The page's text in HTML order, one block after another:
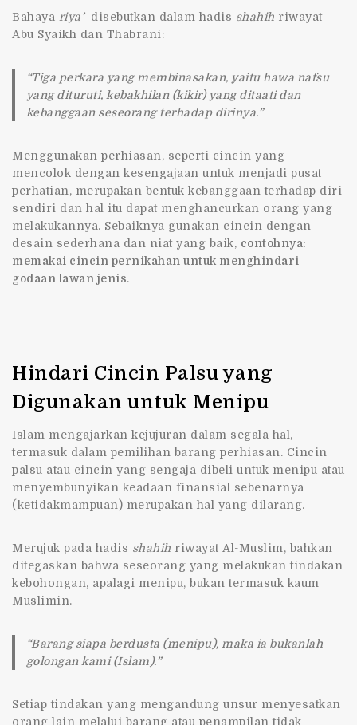
Bahaya riya’ disebutkan dalam hadis shahih riwayat
Abu Syaikh dan Thabrani:
“Tiga perkara yang membinasakan, yaitu hawa nafsu
yang dituruti, kebakhilan (kikir) yang ditaati dan
kebanggaan seseorang terhadap dirinya.”
Menggunakan perhiasan, seperti cincin yang
mencolok dengan kesengajaan untuk menjadi pusat
perhatian, merupakan bentuk kebanggaan terhadap diri
sendiri dan hal itu dapat menghancurkan orang yang
melakukannya. Sebaiknya gunakan cincin dengan
desain sederhana dan niat yang baik, contohnya:
memakai cincin pernikahan untuk menghindari
godaan lawan jenis.
Hindari Cincin Palsu yang
Digunakan untuk Menipu
Islam mengajarkan kejujuran dalam segala hal,
termasuk dalam pemilihan barang perhiasan. Cincin
palsu atau cincin yang sengaja dibeli untuk menipu atau
menyembunyikan keadaan finansial sebenarnya
(ketidakmampuan) merupakan hal yang dilarang.
Merujuk pada hadis shahih riwayat Al-Muslim, bahkan
ditegaskan bahwa seseorang yang melakukan tindakan
kebohongan, apalagi menipu, bukan termasuk kaum
Muslimin.
“Barang siapa berdusta (menipu), maka ia bukanlah
golongan kami (Islam).”
Setiap tindakan yang mengandung unsur menyesatkan
orang lain melalui barang atau penampilan tidak